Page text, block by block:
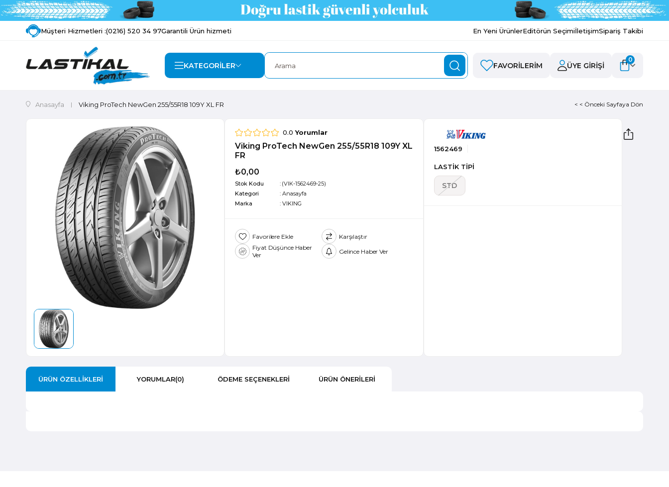
Müşteri Hizmetleri :(0216) 520 34 97Garantili Ürün hizmeti En Yeni ÜrünlerEditörün SeçimiİletişimSipariş Takibi
KATEGORİLER FAVORILERIM ÜYE GIRIŞI
0
Anasayfa Viking ProTech NewGen 255/55R18 109Y XL FR < < Önceki Sayfaya Dön
0.0 Yorumlar
Viking ProTech NewGen 255/55R18 109Y XL
FR
₺0,00
Stok Kodu
(VIK-1562469-25)
Kategori
:Anasayfa
Marka
: VIKING
Favorilere Ekle
Karşılaştır
Fiyat Düşünce Haber
Ver
Gelince Haber Ver
1562469
LASTİK TİPİ
STD
ÜRÜN ÖZELLIKLERI YORUMLAR(0) ÖDEME SEÇENEKLERI ÜRÜN ÖNERILERI